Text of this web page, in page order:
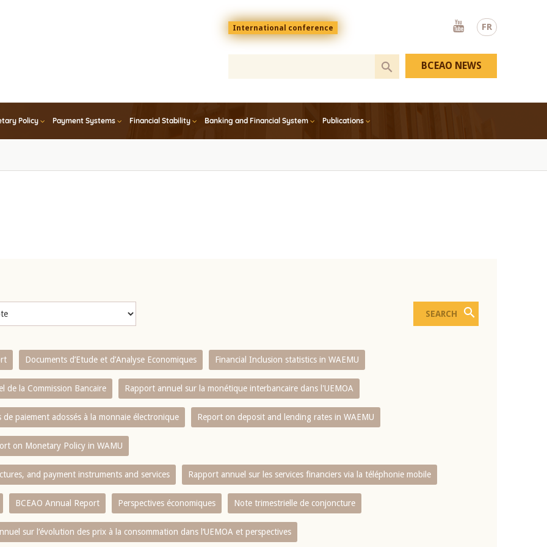
FR
Menu
top
En
International conference
Youtube
Policy Payment Systems Financial Stability Banking and Financial System Publications
BCEAO NEWS
Documents d’Etude et d’Analyse Economiques Financial Inclusion statistics in WAEMU
de la Commission Bancaire Rapport annuel sur la monétique interbancaire dans l'UEMOA
paiement adossés à la monnaie électronique Report on deposit and lending rates in WAEMU
on Monetary Policy in WAMU
and payment instruments and services Rapport annuel sur les services financiers via la téléphonie mobile
BCEAO Annual Report Perspectives économiques Note trimestrielle de conjoncture
sur l‘évolution des prix à la consommation dans l‘UEMOA et perspectives